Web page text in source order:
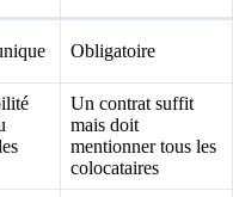
Obligatoire
Un contrat suffit
mais doit
mentionner tous les
colocataires